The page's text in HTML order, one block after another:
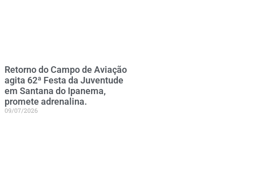
Retorno do Campo de Aviação
agita 62ª Festa da Juventude
em Santana do Ipanema,
promete adrenalina.
09/07/2026